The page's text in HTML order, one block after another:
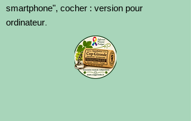
smartphone", cocher : version pour
ordinateur.